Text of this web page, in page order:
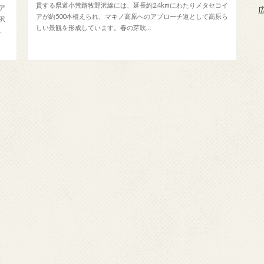
貫する県道小荒路牧野沢線には、延長約2.4kmにわたりメタセコイ
アが約500本植えられ、マキノ高原へのアプローチ道として高原ら
しい景観を形成しています。春の芽吹…